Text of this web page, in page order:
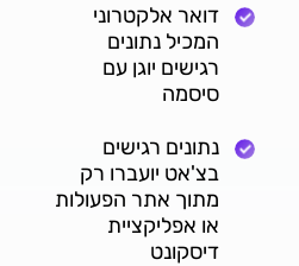
דואר אלקטרוני
המכיל נתונים
רגישים יוגן עם
סיסמה
נתונים רגישים
בצ'אט יועברו רק
מתוך אתר הפעולות
או אפליקציית
דיסקונט